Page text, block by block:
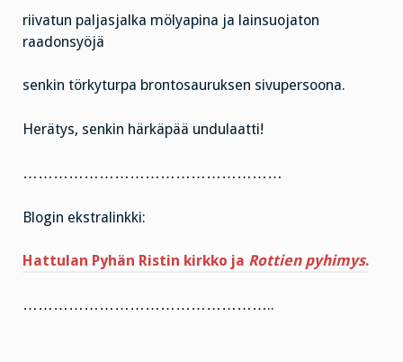
riivatun paljasjalka mölyapina ja lainsuojaton
raadonsyöjä
senkin törkyturpa brontosauruksen sivupersoona.
Herätys, senkin härkäpää undulaatti!
……………………………………………
Blogin ekstralinkki:
Hattulan Pyhän Ristin kirkko ja Rottien pyhimys.
…………………………………………..